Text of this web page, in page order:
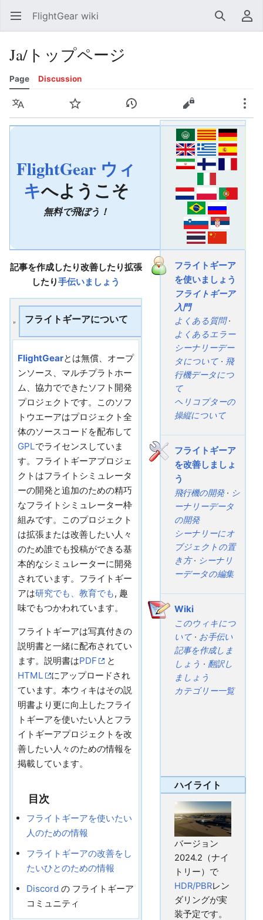
Open main menu FlightGear wiki SearchUser menu
Ja/トップページ
Page Discussion
Language Watch History Edit
FlightGear ウィ
キへようこそ
無料で飛ぼう！
記事を作成したり改善したり拡張
したり手伝いましょう
フライトギーアについて
FlightGearとは無償、オープ
ンソース、マルチプラトホー
ム、協力でできたソフト開発
プロジェクトです。このソフ
トウエーアはプロジェクト全
体のソースコードを配布して
GPLでライセンスしていま
す。フライトギーアプロジェ
クトはフライトシミュレータ
ーの開発と追加のための精巧
なフライトシミュレーター枠
組みです。このプロジェクト
は拡張または改善したい人々
のため誰でも投稿ができる基
本的なシミュレーターに開発
されています。フライトギー
アは研究でも、教育でも, 趣
味でもつかわれています。
フライトギーアは写真付きの
説明書と一緒に配布されてい
ます。説明書はPDF
と
HTML
にアップロードされ
ています。本ウィキはその説
明書より更に向上したフライ
トギーアを使いたい人とフラ
イトギーアプロジェクトを改
善したい人々のための情報を
掲載しています。
目次
フライトギーアを使いたい
人のための情報
フライトギーアの改善をし
たいひとのための情報
Discord の フライトギーア
コミュニティ
フライトギーア
を使いましょう
フライトギーア
入門
よくある質問·
よくあるエラー
シーナリーデー
タについて · 飛
行機データにつ
て
ヘリコプターの
操縦について
フライトギーア
を改善しましょ
う
飛行機の開発· シ
ーナリーデータ
の開発
シーナリーにオ
ブジェクトの置
き方· シーナリ
ーデータの編集
Wiki
このウィキにつ
いて · お手伝い
記事を作成しま
しょう · 翻訳し
ましょう
カテゴリー一覧
ハイライト
バージョン
2024.2（ナイ
トリー）で
HDR/PBRレン
ダリングが実
装予定です。